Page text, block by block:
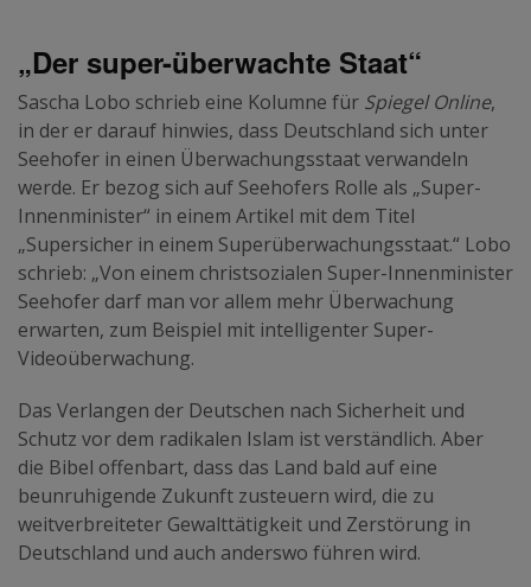
„Der super-überwachte Staat“
Sascha Lobo schrieb eine Kolumne für Spiegel Online,
in der er darauf hinwies, dass Deutschland sich unter
Seehofer in einen Überwachungsstaat verwandeln
werde. Er bezog sich auf Seehofers Rolle als „Super-
Innenminister“ in einem Artikel mit dem Titel
„Supersicher in einem Superüberwachungsstaat.“ Lobo
schrieb: „Von einem christsozialen Super-Innenminister
Seehofer darf man vor allem mehr Überwachung
erwarten, zum Beispiel mit intelligenter Super-
Videoüberwachung.
Das Verlangen der Deutschen nach Sicherheit und
Schutz vor dem radikalen Islam ist verständlich. Aber
die Bibel offenbart, dass das Land bald auf eine
beunruhigende Zukunft zusteuern wird, die zu
weitverbreiteter Gewalttätigkeit und Zerstörung in
Deutschland und auch anderswo führen wird.